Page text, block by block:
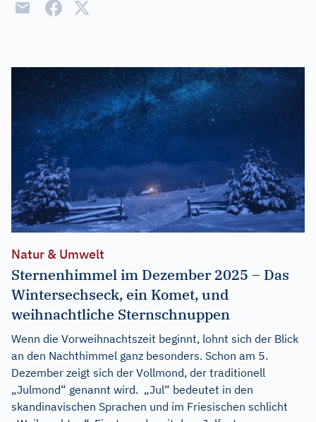
Natur & Umwelt
Sternenhimmel im Dezember 2025 – Das
Wintersechseck, ein Komet, und
weihnachtliche Sternschnuppen
Wenn die Vorweihnachtszeit beginnt, lohnt sich der Blick
an den Nachthimmel ganz besonders. Schon am 5.
Dezember zeigt sich der Vollmond, der traditionell
„Julmond“ genannt wird. „Jul“ bedeutet in den
skandinavischen Sprachen und im Friesischen schlicht